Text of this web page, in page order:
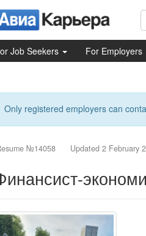
Job Seekers For Employers
Only registered employers can
№14058 Updated 2 February